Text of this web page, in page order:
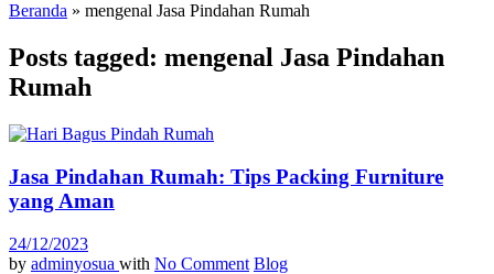
Beranda » mengenal Jasa Pindahan Rumah
Posts tagged: mengenal Jasa Pindahan
Rumah
Jasa Pindahan Rumah: Tips Packing Furniture
yang Aman
24/12/2023
by adminyosua with No Comment Blog